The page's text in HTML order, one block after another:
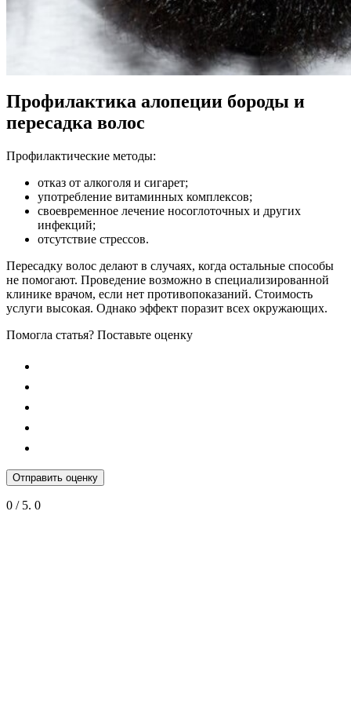
Профилактика алопеции бороды и
пересадка волос
Профилактические методы:
отказ от алкоголя и сигарет;
употребление витаминных комплексов;
своевременное лечение носоглоточных и других
инфекций;
отсутствие стрессов.
Пересадку волос делают в случаях, когда остальные способы
не помогают. Проведение возможно в специализированной
клинике врачом, если нет противопоказаний. Стоимость
услуги высокая. Однако эффект поразит всех окружающих.
Помогла статья? Поставьте оценку
Отправить оценку
0 / 5. 0